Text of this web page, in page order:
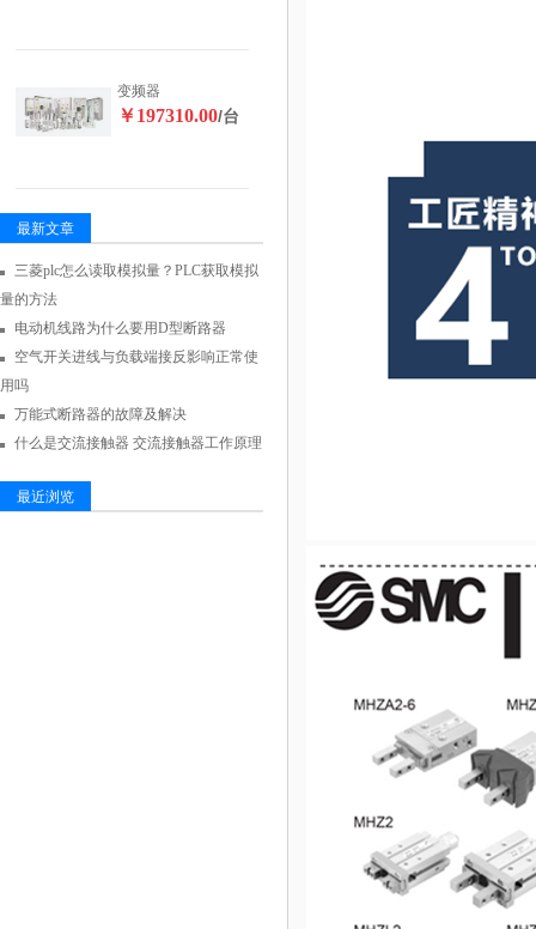
变频器
￥197310.00/台
最新文章
三菱plc怎么读取模拟量？PLC获取模拟
量的方法
电动机线路为什么要用D型断路器
空气开关进线与负载端接反影响正常使
用吗
万能式断路器的故障及解决
什么是交流接触器 交流接触器工作原理
最近浏览